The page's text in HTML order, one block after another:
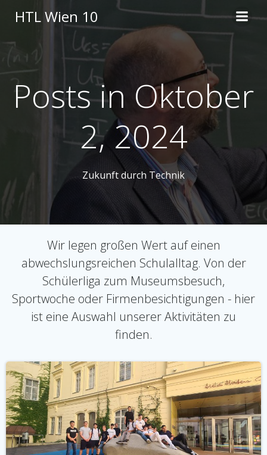
content
HTL Wien 10
Posts in Oktober
2, 2024
Zukunft durch Technik
Wir legen großen Wert auf einen
abwechslungsreichen Schulalltag. Von der
Schülerliga zum Museumsbesuch,
Sportwoche oder Firmenbesichtigungen - hier
ist eine Auswahl unserer Aktivitäten zu
finden.